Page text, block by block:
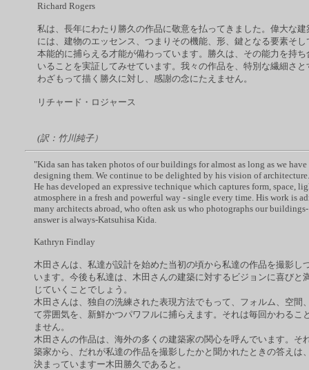
Richard Rogers
私は、長年にわたり勝久の作品に敬意を払ってきました。偉大な建
には、建物のエッセンス、つまりその機能、形、鍵となる要素そし
本能的に捕らえる才能が備わっています。勝久は、その能力を持ち
いることを実証してみせています。我々の作品を、特別な繊細さと
わざもって描く勝久に対し、感謝の念にたえません。
リチャード・ロジャース
(訳：竹川純子）
"Kida san has taken photos of our buildings for almost as long as we have
designing them. We continue to be delighted by his vision of architecture.
He has developed an expressive technique which captures form, space,
atmosphere in a fresh and powerful way - single every time. His work is
many architects abroad, who often ask us who photographs our
answer is always-Katsuhisa Kida.
Kathryn Findlay
木田さんは、私達が設計を始めた当初の頃から私達の作品を撮影し
います。今後も私達は、木田さんの建築に対するビジョンに喜びと
じていくことでしょう。
木田さんは、独自の洗練された表現方法でもって、フォルム、空間
て雰囲気を、新鮮かつパワフルに捕らえます。それは毎回かわるこ
ません。
木田さんの作品は、海外の多くの建築家の関心を呼んでいます。そ
築家から、だれが私達の作品を撮影したかと聞かれたときの答えは
決まっていますー木田勝久であると。